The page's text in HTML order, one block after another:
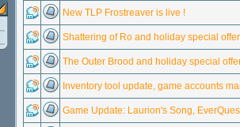
New TLP Frostreaver is live !
Shattering of Ro​ and holiday special
The Outer Brood​ and holiday special
Inventory tool update, game accounts
Game Update: Laurion's Song,